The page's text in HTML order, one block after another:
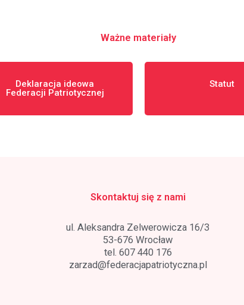
Ważne materiały
Deklaracja ideowa
Federacji Patriotycznej
Statut
Skontaktuj się z nami
ul. Aleksandra Zelwerowicza 16/3
53-676 Wrocław
tel. 607 440 176
zarzad@federacjapatriotyczna.pl